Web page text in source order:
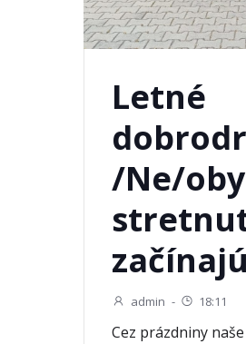
Letné
/Ne/
admin - 18:11
Cez prázdniny